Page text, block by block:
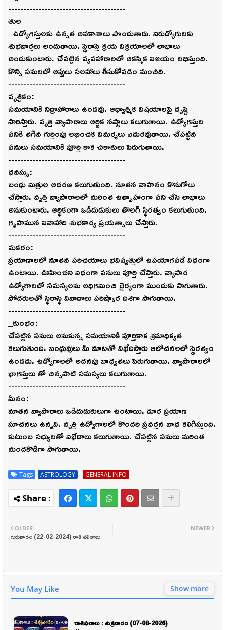
---------------------------------------
తుల
_ఉద్యోగస్తులకు ఉన్నత అవకాశాలు పొందుతారు. నిరుద్యోగులకు
శుభవార్తలు అందుతాయి. స్థిరాస్తి క్రయ విక్రయాలలో లాభాలు
అందుకుంటారు. చేపట్టిన వ్యవహారాలలో ఆకస్మిక విజయం లభిస్తుంది.
కొన్ని పనులలో ఆప్తులు సలహాలు తీసుకోవడం మంచిది._
---------------------------------------
వృశ్చికం:
సమయానికి నిద్రాహారాలు ఉండవు. ఆధ్యాత్మిక విషయాలపై దృష్టి
సారిస్తారు. వృత్తి వ్యాపారాలు ఆర్థిక నష్టాలు కలుగుతాయి. ఉద్యోగస్తుల
పనికి తగిన గుర్తింపు లభించక విమర్శలు ఎదురవుతాయి. చేపట్టిన
పనులు సమయానికి పూర్తి కాక చికాకులు పెరుగుతాయి.
---------------------------------------
ధనస్సు:
బంధు మిత్రుల ఆదరణ కలుగుతుంది. నూతన వాహనం కొనుగోలు
చేస్తారు. వృత్తి వ్యాపారాలలో మరింత ఉత్సాహంగా పని చేసి లాభాలు
అనుకుంటారు. ఆర్థికంగా ఒడిదుడుకులు తొలగి స్థిరత్వం కలుగుతుంది.
గృహమున వివాహాది శుభకార్య ప్రయత్నాలు చేస్తారు.
---------------------------------------
మకరం:
ప్రయాణాలలో నూతన పరిచయాలు భవిష్యత్తులో ఉపయోగపడే విధంగా
ఉంటాయి. ఊహించని విధంగా పనులు పూర్తి చేస్తారు. వ్యాపార
ఉద్యోగాలలో సమస్యలను అధిగమించి దైర్యంగా ముందుకు సాగుతారు.
సోదరులతో స్థిరాస్థి వివాదాలు పరిష్కార దిశగా సాగుతాయి.
---------------------------------------
_కుంభం:
చేపట్టిన పనులు అనుకున్న సమయానికి పూర్తికాక శ్రమాధిక్యత
కలుగుతుంది. బంధువులు మీ మాటతో విభేదిస్తారు ఆలోచనలలో స్థిరత్వం
ఉండదు. ఉద్యోగాలలో అదనపు బాధ్యతలు పెరుగుతాయి. వ్యాపారాలలో
భాగస్తులు తో చిన్నపాటి సమస్యలు కలుగుతాయి.
---------------------------------------
మీనం:
నూతన వ్యాపారాలు ఒడిదుడుకులుగా ఉంటాయి. దూర ప్రయాణ
సూచనలు ఉన్నవి. వృత్తి ఉద్యోగాలలో కొందరి ప్రవర్తన బాధ కలిగిస్తుంది.
కుటుంబ సభ్యులతో విభేదాలు కలుగుతాయి. చేపట్టిన పనులు మరింత
మందకొడిగా సాగుతాయి.
Tags ASTROLOGY GENERAL INFO
NEWER
OLDER
గురువారం (22-02-2024) రాశి ఫలితాలు
You May Like Show more
రాశిఫలాలు : శుక్రవారం (07-08-2026)